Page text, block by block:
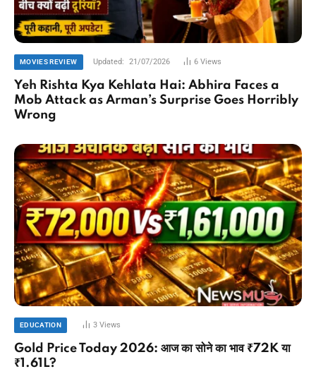
MOVIES REVIEW Updated: 21/07/2026 6 Views
Yeh Rishta Kya Kehlata Hai: Abhira Faces a
Mob Attack as Arman’s Surprise Goes Horribly
Wrong
EDUCATION 3Views
Gold Price Today 2026: आज का सोने का भाव ₹72K या
₹1.61L?